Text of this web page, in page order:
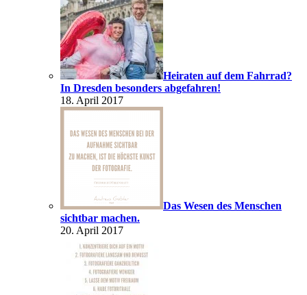
Heiraten auf dem Fahrrad?
In Dresden besonders abgefahren!
18. April 2017
Das Wesen des Menschen
sichtbar machen.
20. April 2017